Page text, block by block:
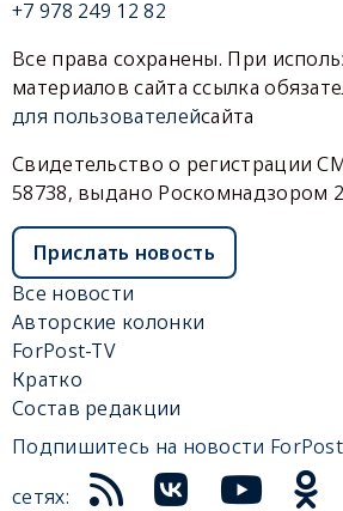
+7 978 249 12 82
Все права сохранены. При
материалов сайта ссылка
для пользователейсайта
Свидетельство о регистрации
58738, выдано Роскомнадзором
Прислать новость
Все новости
Авторские колонки
ForPost-TV
Кратко
Состав редакции
Подпишитесь на новости
сетях: